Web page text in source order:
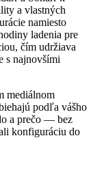
a vlastných
namiesto
ladenia pre
čím udržiava
s najnovšími
mediálnom
podľa vášho
a prečo — bez
konfiguráciu do